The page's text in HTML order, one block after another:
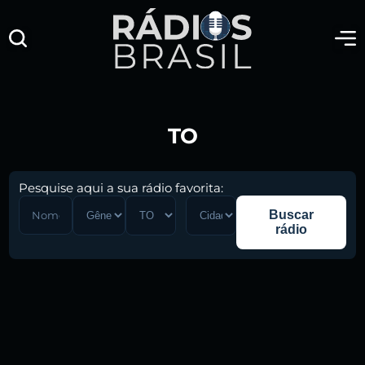
TO
Pesquise aqui a sua rádio favorita:
Buscar
rádio